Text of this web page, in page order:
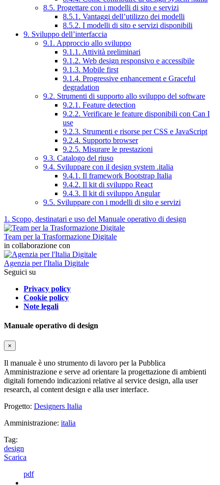
8.5. Progettare con i modelli di sito e servizi
8.5.1. Vantaggi dell’utilizzo dei modelli
8.5.2. I modelli di sito e servizi disponibili
9. Sviluppo dell’interfaccia
9.1. Approccio allo sviluppo
9.1.1. Attività preliminari
9.1.2. Web design responsivo e accessibile
9.1.3. Mobile first
9.1.4. Progressive enhancement e Graceful
degradation
9.2. Strumenti di supporto allo sviluppo del software
9.2.1. Feature detection
9.2.2. Verificare le feature disponibili con Can I
use
9.2.3. Strumenti e risorse per CSS e JavaScript
9.2.4. Supporto browser
9.2.5. Misurare le prestazioni
9.3. Catalogo del riuso
9.4. Sviluppare con il design system .italia
9.4.1. Il framework Bootstrap Italia
9.4.2. Il kit di sviluppo React
9.4.3. Il kit di sviluppo Angular
9.5. Sviluppare con i modelli di sito e servizi
1. Scopo, destinatari e uso del Manuale operativo di design
Team per la Trasformazione Digitale
in collaborazione con
Agenzia per l'Italia Digitale
Seguici su
Privacy policy
Cookie policy
Note legali
Manuale operativo di design
×
Il manuale è uno strumento di lavoro per la Pubblica
Amministrazione e serve ad orientare la progettazione di ambienti
digitali fornendo indicazioni relative al service design, alla user
research, al content design e alla user interface.
Progetto: Designers Italia
Amministrazione: italia
Tag:
design
Scarica
pdf